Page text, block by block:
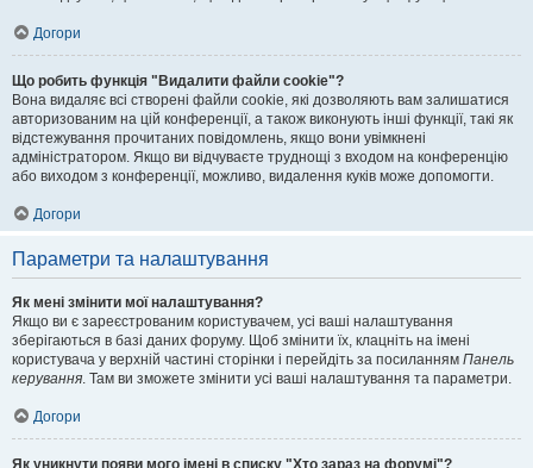
Догори
Що робить функція "Видалити файли cookie"?
Вона видаляє всі створені файли cookie, які дозволяють вам залишатися
авторизованим на цій конференції, а також виконують інші функції, такі як
відстежування прочитаних повідомлень, якщо вони увімкнені
адміністратором. Якщо ви відчуваєте труднощі з входом на конференцію
або виходом з конференції, можливо, видалення куків може допомогти.
Догори
Параметри та налаштування
Як мені змінити мої налаштування?
Якщо ви є зареєстрованим користувачем, усі ваші налаштування
зберігаються в базі даних форуму. Щоб змінити їх, клацніть на імені
користувача у верхній частині сторінки і перейдіть за посиланням Панель
керування. Там ви зможете змінити усі ваші налаштування та параметри.
Догори
Як уникнути появи мого імені в списку "Хто зараз на форумі"?